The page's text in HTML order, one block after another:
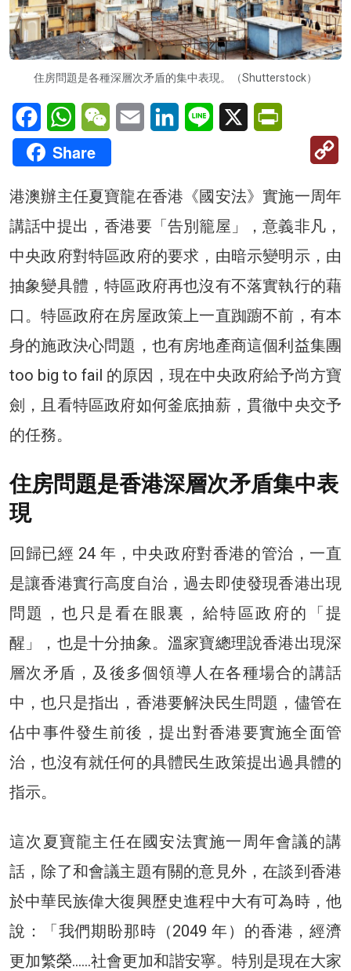
住房問題是各種深層次矛盾的集中表現。（Shutterstock）
FacebookWhatsAppWeChatEmail LinkedInLine X
Share
港澳辦主任夏寶龍在香港《國安法》實施一周年
講話中提出，香港要「告別籠屋」，意義非凡，
中央政府對特區政府的要求，由暗示變明示，由
抽象變具體，特區政府再也沒有不落實執行的藉
口。特區政府在房屋政策上一直踟躕不前，有本
身的施政決心問題，也有房地產商這個利益集團
too big to fail 的原因，現在中央政府給予尚方寶
劍，且看特區政府如何釜底抽薪，貫徹中央交予
的任務。
住房問題是香港深層次矛盾集中表
現
回歸已經 24 年，中央政府對香港的管治，一直
是讓香港實行高度自治，過去即使發現香港出現
問題，也只是看在眼裏，給特區政府的「提
醒」，也是十分抽象。溫家寶總理說香港出現深
層次矛盾，及後多個領導人在各種場合的講話
中，也只是指出，香港要解決民生問題，儘管在
佔中事件發生前後，提出對香港要實施全面管
治，也沒有就任何的具體民生政策提出過具體的
指示。
這次夏寶龍主任在國安法實施一周年會議的講
話，除了和會議主題有關的意見外，在談到香港
於中華民族偉大復興歷史進程中大有可為時，他
說：「我們期盼那時（2049 年）的香港，經濟
更加繁榮……社會更加和諧安寧。特別是現在大家